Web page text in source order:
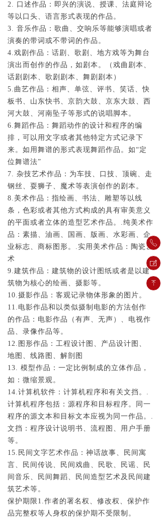
2. 口述作品：即兴的演说、授课、法庭辩论
等以口头、语言形式表现的作品。
3. 音乐作品：歌曲、交响乐等能够演唱或者
演奏的带词或不带词的作品。
4.戏剧作品：话剧、歌剧、地方戏等为舞台
演出而创作的作品，如剧本。（戏曲剧本、
话剧剧本、歌剧剧本、舞剧剧本）
5.曲艺作品：相声、单弦、评书、笑话、快
板书、山东快书、京韵大鼓、京东大鼓、西
河大鼓、河南坠子等形式的说唱脚本。
6.舞蹈作品：舞蹈动作的设计和程序的编
排，可以用文字或者其他特定方式记录下
来。如用舞谱的形式表现舞蹈作品。如“定
位舞谱法”
7. 杂技艺术作品：为车技、口技、顶碗、走
钢丝、耍狮子、魔术等表演创作的剧本。
8.美术作品：指绘画、书法、雕塑等以线
条，色彩或者其他方式构成的具有审美意义
的平面或者立体的造型艺术作品。.纯美术作
品：素描、油画、国画、版画、水彩画、企
业标志、商标图形。.实用美术作品：陶瓷艺
术
9.建筑作品：建筑物的设计图纸或者是以建
筑物为核心的绘画、摄影等。
10.摄影作品：客观记录物体形象的图片。
11.电影作品和以类似摄制电影的方法创作
的作品：电影作品（有声、无声）、电视作
品、录像作品等。
12.图形作品：工程设计图、产品设计图、
地图、线路图、解剖图
13. 模型作品：一定比例制成的立体作品，
如：微缩景观。
14.计算机软件：计算机程序和有关文挡。.
计算机程序包括：源程序和目标程序。同一
程序的源文本和目标文本应视为同一作品。.
文挡：程序设计说明书、流程图、用户手册
等。
15.民间文字艺术作品：神话故事、民间寓
言、民间传说、民间戏曲、民歌、民谣、民
间音乐、民间舞蹈、民间造型艺术及民间建
筑艺术等。
保护期限1.作者的署名权、修改权、保护作
品完整权等人身权的保护期不受限制。
ꂅ
ꁸ
ꂐ